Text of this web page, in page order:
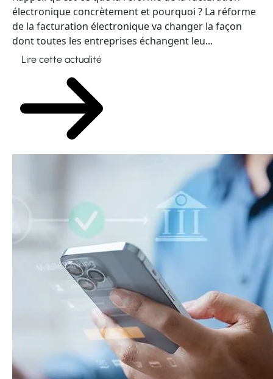
électronique concrètement et pourquoi ? La réforme
de la facturation électronique va changer la façon
dont toutes les entreprises échangent leu...
Lire cette actualité